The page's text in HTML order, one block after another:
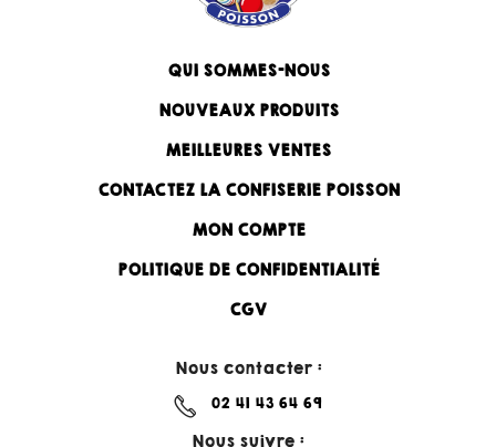
QUI SOMMES-NOUS
NOUVEAUX PRODUITS
MEILLEURES VENTES
CONTACTEZ LA CONFISERIE POISSON
MON COMPTE
POLITIQUE DE CONFIDENTIALITÉ
CGV
Nous contacter :
02 41 43 64 69
Nous suivre :